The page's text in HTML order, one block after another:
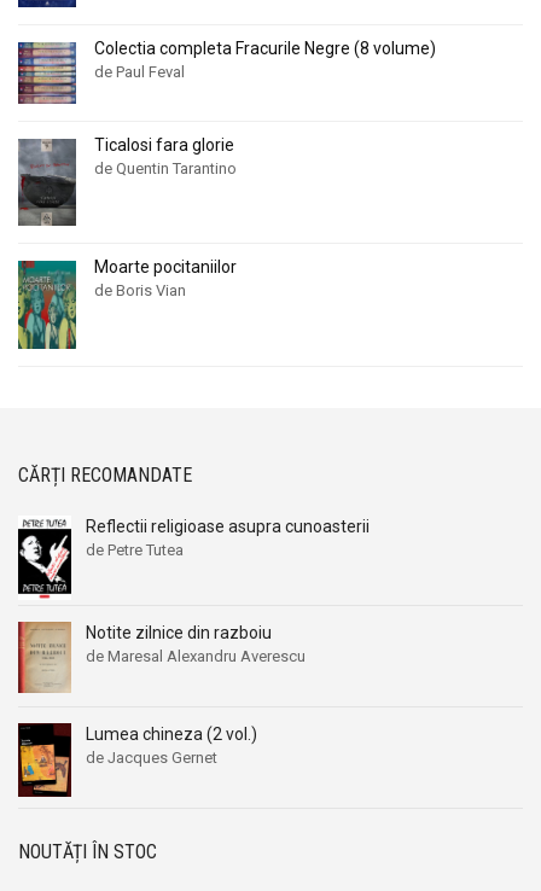
Colectia completa Fracurile Negre (8 volume)
de Paul Feval
Ticalosi fara glorie
de Quentin Tarantino
Moarte pocitaniilor
de Boris Vian
CĂRȚI RECOMANDATE
Reflectii religioase asupra cunoasterii
de Petre Tutea
Notite zilnice din razboiu
de Maresal Alexandru Averescu
Lumea chineza (2 vol.)
de Jacques Gernet
NOUTĂȚI ÎN STOC